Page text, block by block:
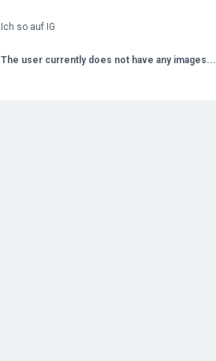
Ich so auf IG
The user currently does not have any images...